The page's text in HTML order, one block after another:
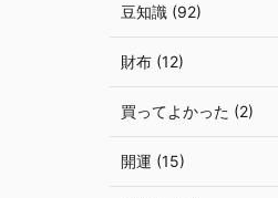
豆知識 (92)
財布 (12)
買ってよかった (2)
開運 (15)